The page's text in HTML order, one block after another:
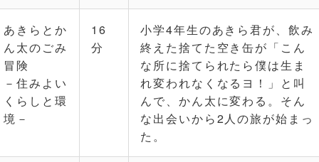
あきらとか
ん太のごみ
冒険
－住みよい
くらしと環
境－
16
分
小学4年生のあきら君が、飲み
終えた捨てた空き缶が「こん
な所に捨てられたら僕は生ま
れ変われなくなるヨ！」と叫
んで、かん太に変わる。そん
な出会いから2人の旅が始まっ
た。